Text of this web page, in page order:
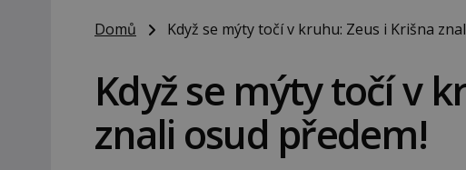
Domů Když se mýty točí v kruhu: Zeus i Krišna
Když se mýty točí v
znali osud předem!